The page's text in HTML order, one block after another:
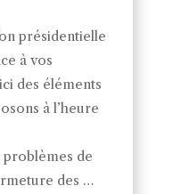
présidentielle
à vos
des éléments
à l’heure
problèmes de
des …